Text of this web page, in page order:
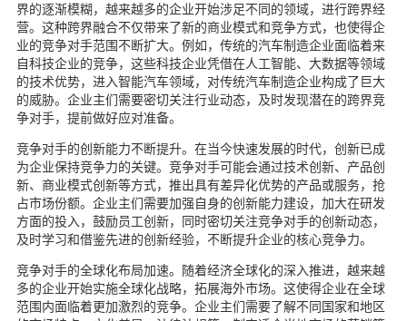
界的逐渐模糊，越来越多的企业开始涉足不同的领域，进行跨界经
营。这种跨界融合不仅带来了新的商业模式和竞争方式，也使得企
业的竞争对手范围不断扩大。例如，传统的汽车制造企业面临着来
自科技企业的竞争，这些科技企业凭借在人工智能、大数据等领域
的技术优势，进入智能汽车领域，对传统汽车制造企业构成了巨大
的威胁。企业主们需要密切关注行业动态，及时发现潜在的跨界竞
争对手，提前做好应对准备。
竞争对手的创新能力不断提升。在当今快速发展的时代，创新已成
为企业保持竞争力的关键。竞争对手可能会通过技术创新、产品创
新、商业模式创新等方式，推出具有差异化优势的产品或服务，抢
占市场份额。企业主们需要加强自身的创新能力建设，加大在研发
方面的投入，鼓励员工创新，同时密切关注竞争对手的创新动态，
及时学习和借鉴先进的创新经验，不断提升企业的核心竞争力。
竞争对手的全球化布局加速。随着经济全球化的深入推进，越来越
多的企业开始实施全球化战略，拓展海外市场。这使得企业在全球
范围内面临着更加激烈的竞争。企业主们需要了解不同国家和地区